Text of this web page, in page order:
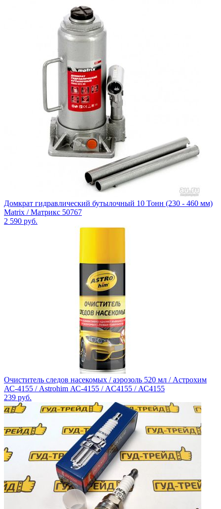
Домкрат гидравлический бутылочный 10 Тонн (230 - 460 мм)
Matrix / Матрикс 50767
2 590 руб.
Очиститель следов насекомых / аэрозоль 520 мл / Астрохим
АС-4155 / Astrohim АС-4155 / AC4155 / АС4155
239 руб.